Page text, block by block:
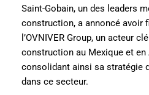
Saint-Gobain, un des leaders
construction, a annoncé avoir
l’OVNIVER Group, un acteur
construction au Mexique et en
consolidant ainsi sa stratégie
dans ce secteur.